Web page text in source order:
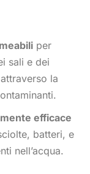
per
sali e dei
la
efficace
batteri, e
nell’acqua.